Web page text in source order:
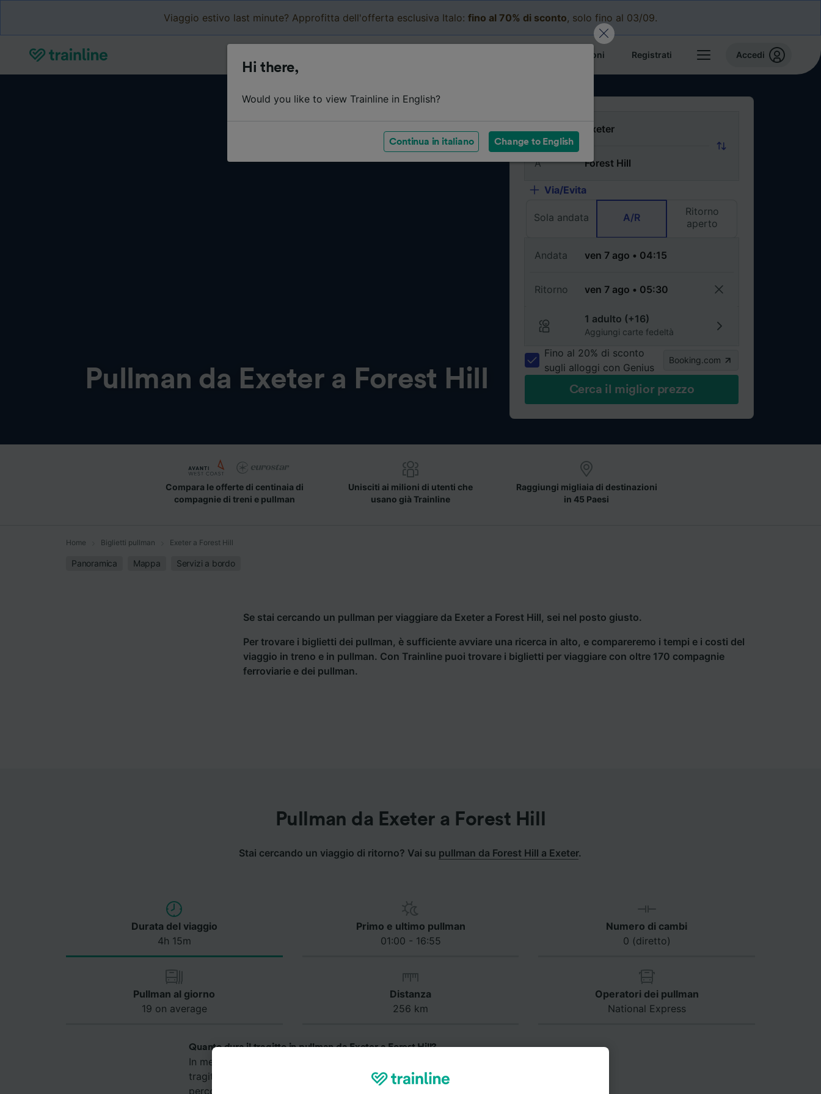
Viaggio estivo last minute? Approfitta dell'offerta esclusiva Italo: fino al 70% di sconto, solo fino al 03/09.
Le mie prenotazioni Registrati Accedi
Pullman da Exeter a Forest Hill
Da
A
Via/Evita
Sola andata A/R
Ritorno
aperto
Andata
Ritorno
1 adulto (+16)
Aggiungi carte fedeltà
Fino al 20% di sconto
sugli alloggi con Genius
Booking.com
Cerca il miglior prezzo
Compara le offerte di centinaia di
compagnie di treni e pullman
Unisciti ai milioni di utenti che
usano già Trainline
Raggiungi migliaia di destinazioni
in 45 Paesi
Home Biglietti pullman Exeter a Forest Hill
Panoramica Mappa Servizi a bordo
Se stai cercando un pullman per viaggiare da Exeter a Forest Hill, sei nel posto giusto.
Per trovare i biglietti dei pullman, è sufficiente avviare una ricerca in alto, e compareremo i tempi e i costi del
viaggio in treno e in pullman. Con Trainline puoi trovare i biglietti per viaggiare con oltre 170 compagnie
ferroviarie e dei pullman.
Pullman da Exeter a Forest Hill
Stai cercando un viaggio di ritorno? Vai su pullman da Forest Hill a Exeter.
Durata del viaggio
4h 15m
Primo e ultimo pullman
01:00 - 16:55
Numero di cambi
0 (diretto)
Pullman al giorno
19 on average
Distanza
256 km
Operatori dei pullman
National Express
Quanto dura il tragitto in pullman da Exeter a Forest Hill?
In media, il pullman impiega circa 4 ore e 50 minuti per andare da Exeter a Forest Hill. Il
tragitto più veloce in pullman da Exeter a Forest Hill è di 4 ore e 15 minuti, ma il tempo di
percorrenza può variare in base alle condizioni del traffico lungo il percorso.
Hi there,
Would you like to view Trainline in English?
Continua in italiano Change to English